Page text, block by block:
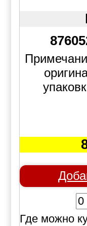
Где можно